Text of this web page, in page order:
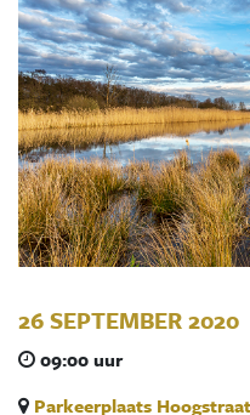
26 SEPTEMBER 2020
09:00 uur
Parkeerplaats